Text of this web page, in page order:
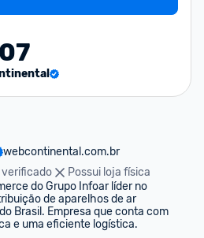
webcontinental.com.br
verificado
Possui loja física
do Grupo Infoar líder no
de aparelhos de ar
Brasil. Empresa que conta com
e uma eficiente logística.